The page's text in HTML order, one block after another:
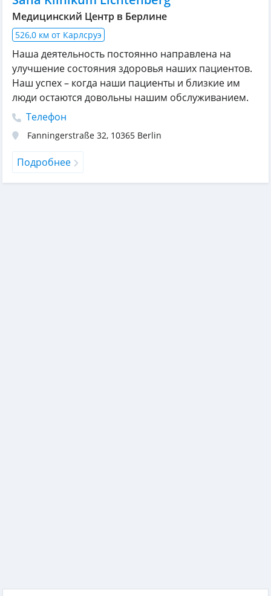
Медицинский Центр в Берлине
526,0 км от Карлсруэ
Наша деятельность постоянно направлена на
улучшение состояния здоровья наших пациентов.
Наш успех – когда наши пациенты и близкие им
люди остаются довольны нашим обслуживанием.
Телефон
Fanningerstraße 32, 10365 Berlin
Подробнее